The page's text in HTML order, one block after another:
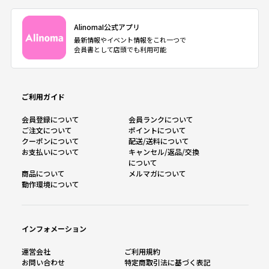
AlinomaI公式アプリ
最新情報やイベント情報をこれ一つで
会員書として店頭でも利用可能
ご利用ガイド
会員登録について
会員ランクについて
ご注文について
ポイントについて
クーポンについて
配送/送料について
お支払いについて
キャンセル/返品/交換
について
商品について
メルマガについて
動作環境について
インフォメーション
運営会社
ご利用規約
お問い合わせ
特定商取引法に基づく表記